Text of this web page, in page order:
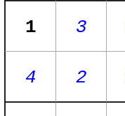
1 3
4 2